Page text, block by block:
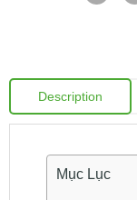
Description
Mục Lục